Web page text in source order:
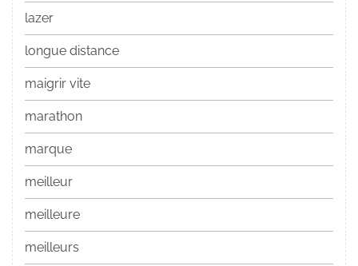
lazer
longue distance
maigrir vite
marathon
marque
meilleur
meilleure
meilleurs